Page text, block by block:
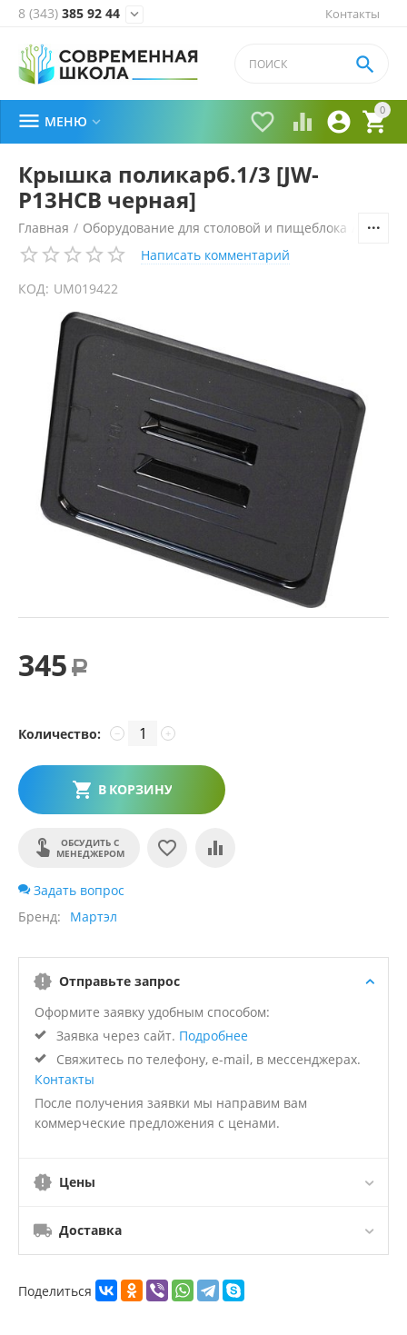
Контакты
8 (343) 385 92 44 
0


 

 МЕНЮ 
Крышка поликарб.1/3 [JW-
P13HCB черная]
Главная / Оборудование для столовой и пищеблока
Написать комментарий
КОД: UM019422
345 Р
Количество: +
−
В КОРЗИНУ
ОБСУДИТЬ С
МЕНЕДЖЕРОМ
Задать вопрос
Бренд
Мартэл
Отправьте запрос
Оформите заявку удобным способом:
Заявка через сайт. Подробнее
Свяжитесь по телефону, e-mail, в мессенджерах.
Контакты
После получения заявки мы направим вам
коммерческие предложения с ценами.
Цены
Доставка
Поделиться